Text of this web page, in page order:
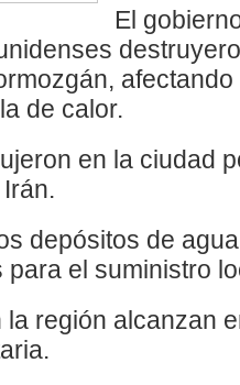
El
de calor.
en la ciudad
depósitos de
para el suministro
región alcanzan